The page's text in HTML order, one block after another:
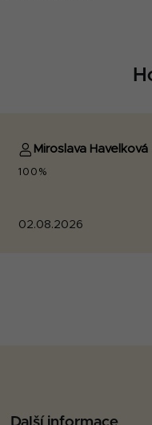
Miroslava Havelková
100%
02.08.2026